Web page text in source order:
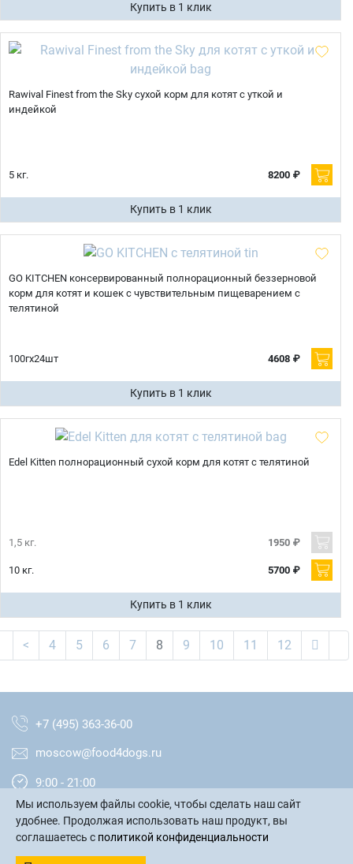
Купить в 1 клик
Rawival Finest from the Sky сухой корм для котят с уткой и
индейкой
5 кг. 8200 ₽
Купить в 1 клик
GO KITCHEN консервированный полнорационный беззерновой
корм для котят и кошек с чувствительным пищеварением с
телятиной
100гх24шт 4608 ₽
Купить в 1 клик
Edel Kitten полнорационный сухой корм для котят с телятиной
1,5 кг. 1950 ₽
10 кг. 5700 ₽
Купить в 1 клик
< 4 5 6 7 8 9 10 11 12
+7 (495) 363-36-00
moscow@food4dogs.ru
9:00 - 21:00
Москва и МО
Мы используем файлы cookie, чтобы сделать наш сайт
удобнее. Продолжая использовать наш продукт, вы
соглашаетесь с политикой конфиденциальности